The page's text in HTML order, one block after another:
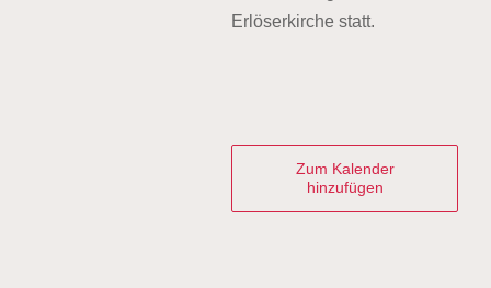
Erlöserkirche statt.
Zum Kalender
hinzufügen